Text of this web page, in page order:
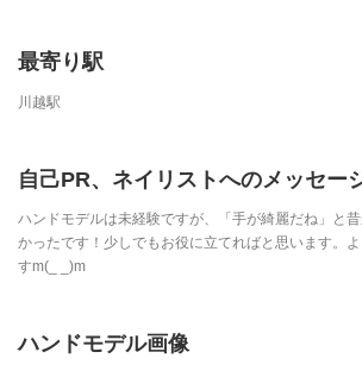
最寄り駅
川越駅
自己PR、ネイリストへのメッセー
ハンドモデルは未経験ですが、「手が綺麗だね」と
かったです！少しでもお役に立てればと思います。
すm(_ _)m
ハンドモデル画像